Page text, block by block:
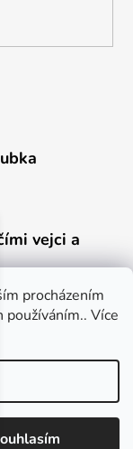
procházením
Více
vejci a
formulář
práva